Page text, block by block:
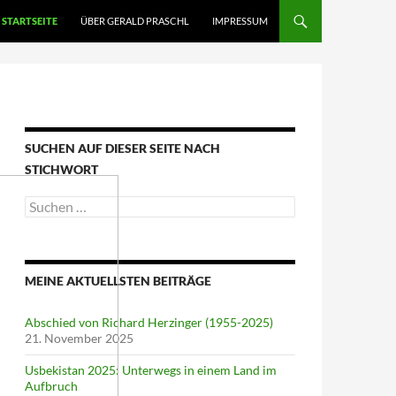
STARTSEITE ÜBER GERALD PRASCHL IMPRESSUM
SUCHEN AUF DIESER SEITE NACH
STICHWORT
Suche
nach:
MEINE AKTUELLSTEN BEITRÄGE
Abschied von Richard Herzinger (1955-2025)
21. November 2025
Usbekistan 2025: Unterwegs in einem Land im
Aufbruch